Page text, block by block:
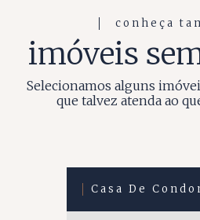
conheça
imóveis
Selecionamos alguns
que talvez atenda ao
Casa De